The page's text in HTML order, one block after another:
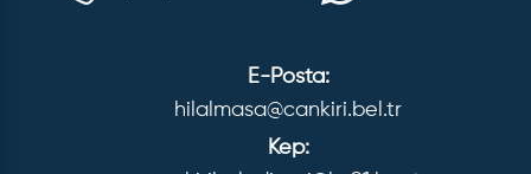
E-Posta:
hilalmasa@cankiri.bel.tr
Kep: